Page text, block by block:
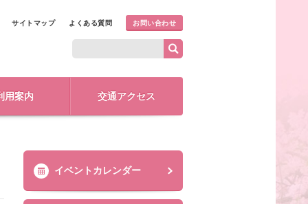
サイトマップ よくある質問 お問い合わせ
用案内 交通アクセス
イベントカレンダー